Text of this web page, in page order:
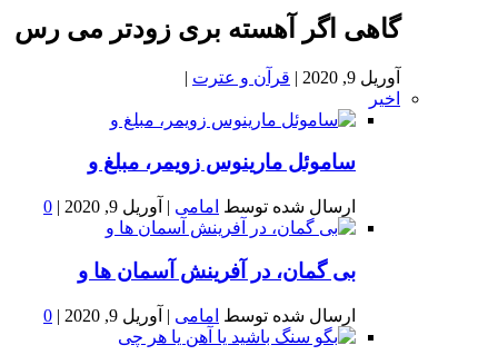
گاهی اگر آهسته بری زودتر می رس
آوریل 9, 2020 | قرآن و عترت |
اخیر
ساموئل مارینوس زویمر، مبلغ و
ارسال شده توسط امامی | آوریل 9, 2020 |
0
بى گمان، در آفرينش آسمان ها و
ارسال شده توسط امامی | آوریل 9, 2020 |
0